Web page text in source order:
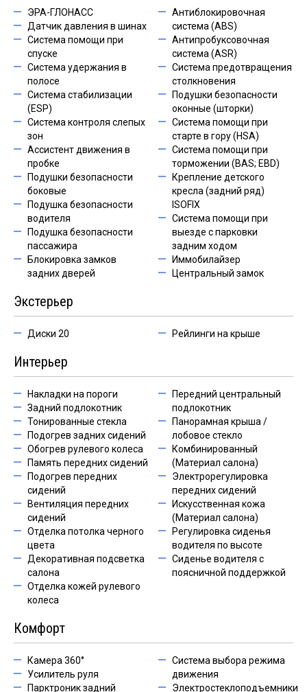
ЭРА-ГЛОНАСС
Датчик давления в шинах
Система помощи при
спуске
Система удержания в
полосе
Система стабилизации
(ESP)
Система контроля слепых
зон
Ассистент движения в
пробке
Подушки безопасности
боковые
Подушка безопасности
водителя
Подушка безопасности
пассажира
Блокировка замков
задних дверей
Антиблокировочная
система (ABS)
Антипробуксовочная
система (ASR)
Система предотвращения
столкновения
Подушки безопасности
оконные (шторки)
Система помощи при
старте в гору (HSA)
Система помощи при
торможении (BAS; EBD)
Крепление детского
кресла (задний ряд)
ISOFIX
Система помощи при
выезде с парковки
задним ходом
Иммобилайзер
Центральный замок
Экстерьер
Диски 20 Рейлинги на крыше
Интерьер
Накладки на пороги
Задний подлокотник
Тонированные стекла
Подогрев задних сидений
Обогрев рулевого колеса
Память передних сидений
Подогрев передних
сидений
Вентиляция передних
сидений
Отделка потолка черного
цвета
Декоративная подсветка
салона
Отделка кожей рулевого
колеса
Передний центральный
подлокотник
Панорамная крыша /
лобовое стекло
Комбинированный
(Материал салона)
Электрорегулировка
передних сидений
Искусственная кожа
(Материал салона)
Регулировка сиденья
водителя по высоте
Сиденье водителя с
поясничной поддержкой
Комфорт
Камера 360°
Усилитель руля
Парктроник задний
Система выбора режима
движения
Электростеклоподъемники